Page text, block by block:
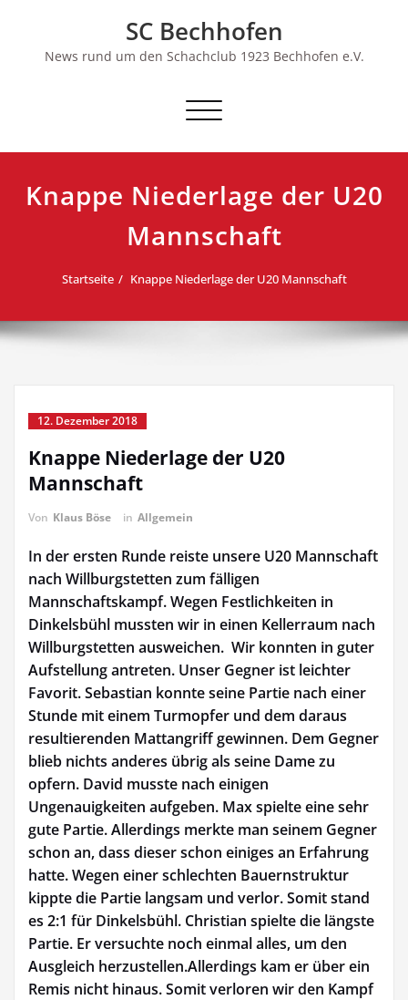
SC Bechhofen
News rund um den Schachclub 1923 Bechhofen e.V.
Schalte
Knappe Niederlage der U20
Mannschaft
Startseite Knappe Niederlage der U20 Mannschaft
12. Dezember 2018
Knappe Niederlage der U20
Mannschaft
Von Klaus Böse in Allgemein
In der ersten Runde reiste unsere U20 Mannschaft
nach Willburgstetten zum fälligen
Mannschaftskampf. Wegen Festlichkeiten in
Dinkelsbühl mussten wir in einen Kellerraum nach
Willburgstetten ausweichen. Wir konnten in guter
Aufstellung antreten. Unser Gegner ist leichter
Favorit. Sebastian konnte seine Partie nach einer
Stunde mit einem Turmopfer und dem daraus
resultierenden Mattangriff gewinnen. Dem Gegner
blieb nichts anderes übrig als seine Dame zu
opfern. David musste nach einigen
Ungenauigkeiten aufgeben. Max spielte eine sehr
gute Partie. Allerdings merkte man seinem Gegner
schon an, dass dieser schon einiges an Erfahrung
hatte. Wegen einer schlechten Bauernstruktur
kippte die Partie langsam und verlor. Somit stand
es 2:1 für Dinkelsbühl. Christian spielte die längste
Partie. Er versuchte noch einmal alles, um den
Ausgleich herzustellen.Allerdings kam er über ein
Remis nicht hinaus. Somit verloren wir den Kampf